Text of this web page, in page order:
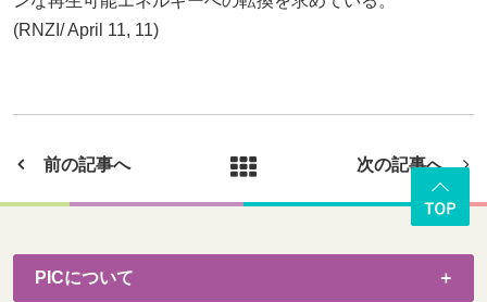
(RNZI/ April 11, 11)
前の記事へ 次の記事へ
PICについて